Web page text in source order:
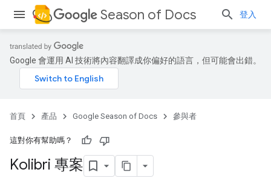
Season of Docs 登入
Google 會運用 AI 技術將內容翻譯成你偏好的語言，但可能會出錯。
首頁 產品 Google Season of Docs 參與者
這對你有幫助嗎？
Kolibri 專案